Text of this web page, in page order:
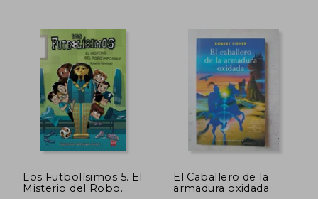
15%
dcto.
40%
dcto.
Los Futbolísimos 5. El
Misterio del Robo
El Caballero de la
armadura oxidada